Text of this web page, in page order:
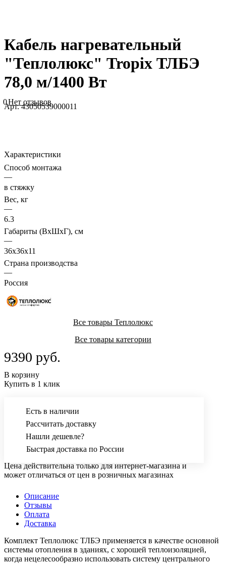
Кабель нагревательный
"Теплолюкс" Tropix ТЛБЭ
78,0 м/1400 Вт
0Нет отзывов
Арт.43050539000011
Характеристики
Способ монтажа
—
в стяжку
Вес, кг
—
6.3
Габариты (ВхШхГ), см
—
36x36x11
Страна производства
—
Россия
Все товары Теплолюкс
Все товары категории
9390 руб.
В корзину
Купить в 1 клик
Есть в наличии
Рассчитать доставку
Нашли дешевле?
Быстрая доставка по России
Цена действительна только для интернет-магазина и
может отличаться от цен в розничных магазинах
Описание
Отзывы
Оплата
Доставка
Комплект Теплолюкс ТЛБЭ применяется в качестве основной
системы отопления в зданиях, с хорошей теплоизоляцией,
когда нецелесообразно использовать систему центрального